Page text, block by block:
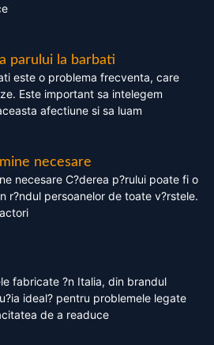
parului la barbati
este o problema frecventa, care
Este important sa intelegem
afectiune si sa luam
necesare
necesare C?derea p?rului poate fi o
r?ndul persoanelor de toate v?rstele.
fabricate ?n Italia, din brandul
ideal? pentru problemele legate
de a readuce